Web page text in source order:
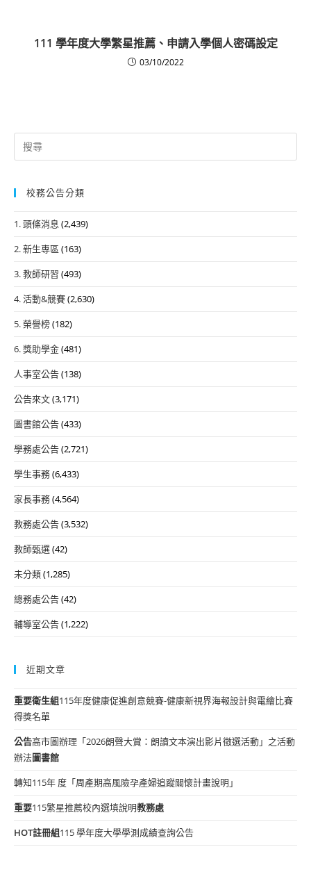
111 學年度大學繁星推薦、申請入學個人密碼設定
03/10/2022
Search
for:
校務公告分類
1. 頭條消息 (2,439)
2. 新生專區 (163)
3. 教師研習 (493)
4. 活動&競賽(2,630)
5. 榮譽榜(182)
6. 獎助學金(481)
人事室公告(138)
公告來文(3,171)
圖書館公告(433)
學務處公告(2,721)
學生事務(6,433)
家長事務(4,564)
教務處公告(3,532)
教師甄選(42)
未分類(1,285)
總務處公告(42)
輔導室公告(1,222)
近期文章
重要衛生組115年度健康促進創意競賽-健康新視界海報設計與電繪比賽
得獎名單
公告高市圖辦理「2026朗聲大賞：朗讀文本演出影片徵選活動」之活動
辦法圖書館
轉知115年 度「周產期高風險孕產婦追蹤關懷計畫說明」
重要115繁星推薦校內選填說明教務處
HOT註冊組115 學年度大學學測成績查詢公告